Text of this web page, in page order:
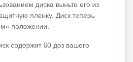
диска выньте его из
пленку. Диск теперь
положении.
содержит 60 доз вашего